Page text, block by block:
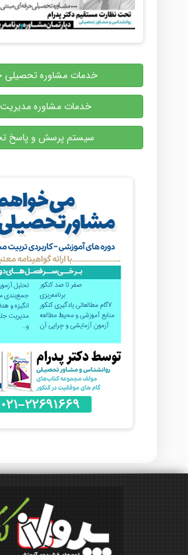
خدمات مشاوره تحصیلی
خدمات مشاوره مدیریت
سیستم پرسش و پاسخ